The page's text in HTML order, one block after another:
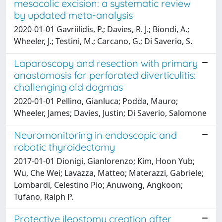
mesocolic excision: a systematic review
by updated meta-analysis
2020-01-01 Gavriilidis, P.; Davies, R. J.; Biondi, A.;
Wheeler, J.; Testini, M.; Carcano, G.; Di Saverio, S.
Laparoscopy and resection with primary
anastomosis for perforated diverticulitis:
challenging old dogmas
2020-01-01 Pellino, Gianluca; Podda, Mauro;
Wheeler, James; Davies, Justin; Di Saverio, Salomone
Neuromonitoring in endoscopic and
robotic thyroidectomy
2017-01-01 Dionigi, Gianlorenzo; Kim, Hoon Yub;
Wu, Che Wei; Lavazza, Matteo; Materazzi, Gabriele;
Lombardi, Celestino Pio; Anuwong, Angkoon;
Tufano, Ralph P.
Protective ileostomy creation after